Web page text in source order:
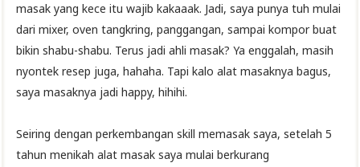
masak yang kece itu wajib kakaaak. Jadi, saya punya tuh mulai
dari mixer, oven tangkring, panggangan, sampai kompor buat
bikin shabu-shabu. Terus jadi ahli masak? Ya enggalah, masih
nyontek resep juga, hahaha. Tapi kalo alat masaknya bagus,
saya masaknya jadi happy, hihihi.
Seiring dengan perkembangan skill memasak saya, setelah 5
tahun menikah alat masak saya mulai berkurang